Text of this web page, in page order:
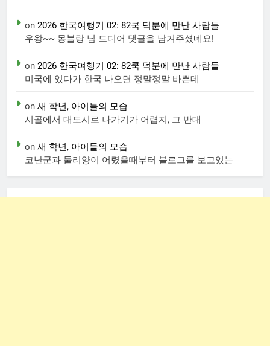
on 2026 한국여행기 02: 82쿡 덕분에 만난 사람들
우왕~~ 몽블랑 님 드디어 댓글을 남겨주셨네요!
on 2026 한국여행기 02: 82쿡 덕분에 만난 사람들
미국에 있다가 한국 나오면 정말정말 바쁜데
on 새 학년, 아이들의 모습
시골에서 대도시로 나가기가 어렵지, 그 반대
on 새 학년, 아이들의 모습
코난군과 둘리양이 어렸을때부터 블로그를 보고있는